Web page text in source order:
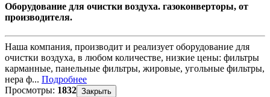
Оборудование для очистки воздуха. газоконверторы, от
производителя.
Наша компания, производит и реализует оборудование для
очистки воздуха, в любом количестве, низкие цены: фильтры
карманные, панельные фильтры, жировые, угольные фильтры,
нера ф... Подробнее
Просмотры: 1832 Закрыть